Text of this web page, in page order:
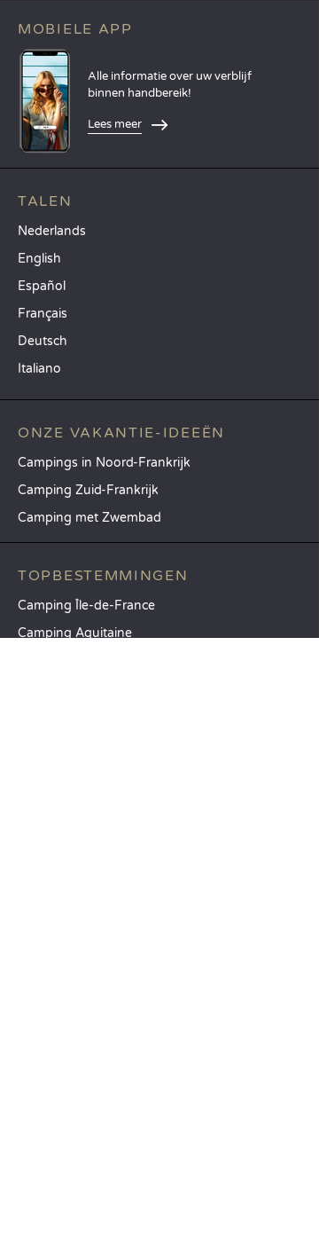
MOBIELE APP
Alle informatie over uw verblijf
binnen handbereik!
Lees meer
TALEN
Nederlands
English
Español
Français
Deutsch
Italiano
ONZE VAKANTIE-IDEEËN
Campings in Noord-Frankrijk
Camping Zuid-Frankrijk
Camping met Zwembad
TOPBESTEMMINGEN
Camping Île-de-France
Camping Aquitaine